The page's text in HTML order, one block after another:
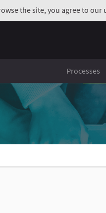
the site, you agree to our
Processes